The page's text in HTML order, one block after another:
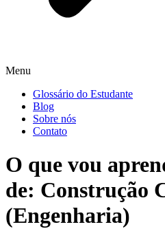
Menu
Glossário do Estudante
Blog
Sobre nós
Contato
O que vou
de: Construção
(Engenharia)